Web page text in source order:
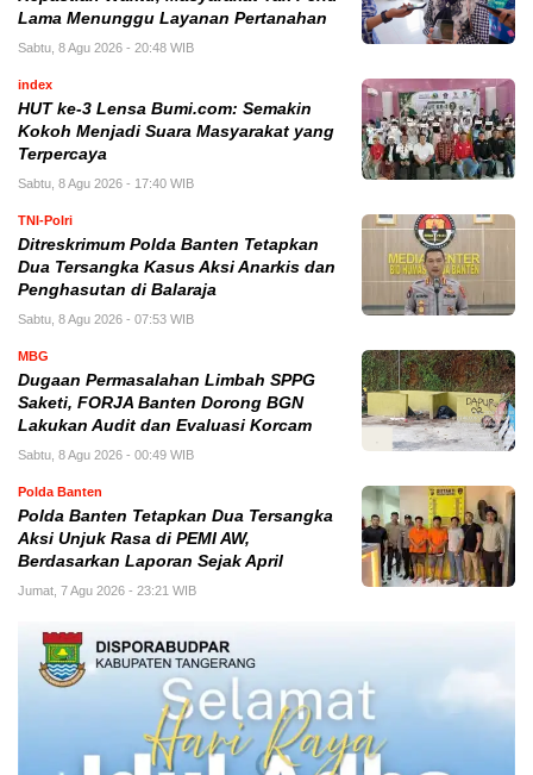
Lama Menunggu Layanan Pertanahan
Sabtu, 8 Agu 2026 - 20:48 WIB
index
HUT ke-3 Lensa Bumi.com: Semakin
Kokoh Menjadi Suara Masyarakat yang
Terpercaya
Sabtu, 8 Agu 2026 - 17:40 WIB
TNI-Polri
Ditreskrimum Polda Banten Tetapkan
Dua Tersangka Kasus Aksi Anarkis dan
Penghasutan di Balaraja
Sabtu, 8 Agu 2026 - 07:53 WIB
MBG
Dugaan Permasalahan Limbah SPPG
Saketi, FORJA Banten Dorong BGN
Lakukan Audit dan Evaluasi Korcam
Sabtu, 8 Agu 2026 - 00:49 WIB
Polda Banten
Polda Banten Tetapkan Dua Tersangka
Aksi Unjuk Rasa di PEMI AW,
Berdasarkan Laporan Sejak April
Jumat, 7 Agu 2026 - 23:21 WIB